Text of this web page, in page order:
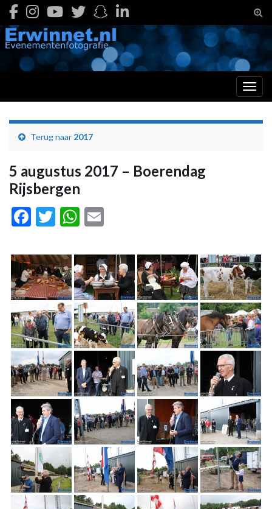
Terug naar 2017
5 augustus 2017 – Boerendag
Rijsbergen
Facebook
TwitterWhatsApp